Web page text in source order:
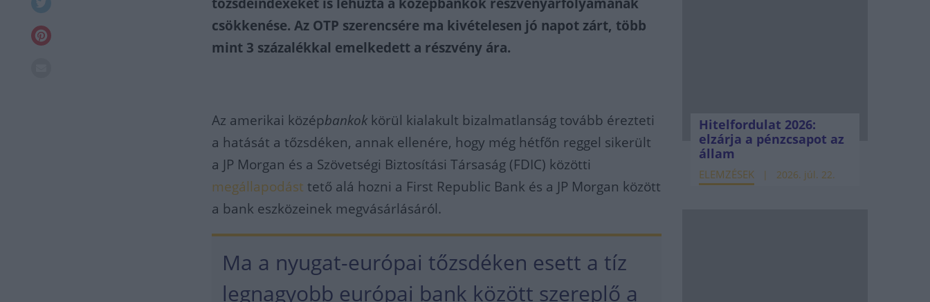
csökkenése. Az OTP szerencsére ma kivételesen jó napot zárt, több
mint 3 százalékkal emelkedett a részvény ára.
Az amerikai középbankok körül kialakult bizalmatlanság tovább érezteti
a hatását a tőzsdéken, annak ellenére, hogy még hétfőn reggel sikerült
a JP Morgan és a Szövetségi Biztosítási Társaság (FDIC) közötti
megállapodást tető alá hozni a First Republic Bank és a JP Morgan között
a bank eszközeinek megvásárlásáról.
Ma a nyugat-európai tőzsdéken esett a tíz
legnagyobb európai bank között szereplő a
Hitelfordulat 2026:
elzárja a pénzcsapot az
állam
ELEMZÉSEK 2026. júl. 22.